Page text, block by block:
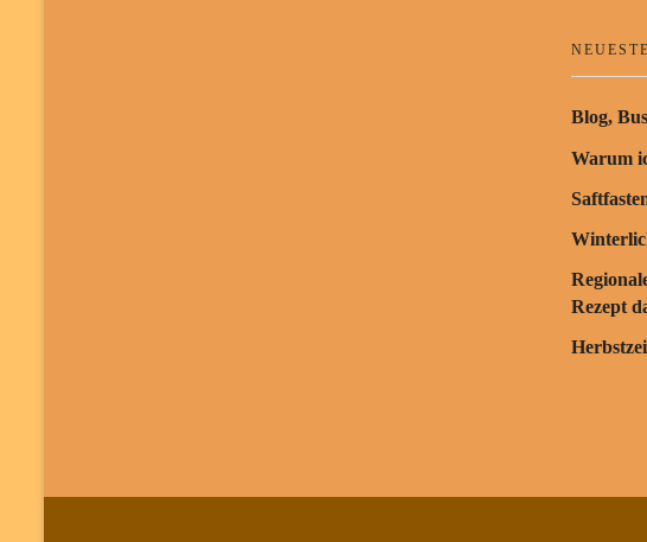
Blog,
Warum
Rezept